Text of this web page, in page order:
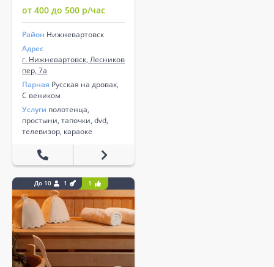
от 400 до 500 р/час
Район Нижневартовск
Адрес
г. Нижневартовск, Лесников
пер, 7а
Парная Русская на дровах,
С веником
Услуги полотенца,
простыни, тапочки, dvd,
телевизор, караоке
До 10 1 1